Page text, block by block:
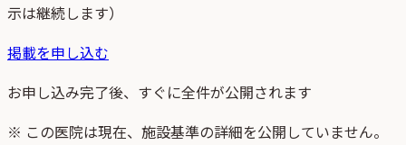
示は継続します）
掲載を申し込む
お申し込み完了後、すぐに全件が公開されます
※ この医院は現在、施設基準の詳細を公開していません。